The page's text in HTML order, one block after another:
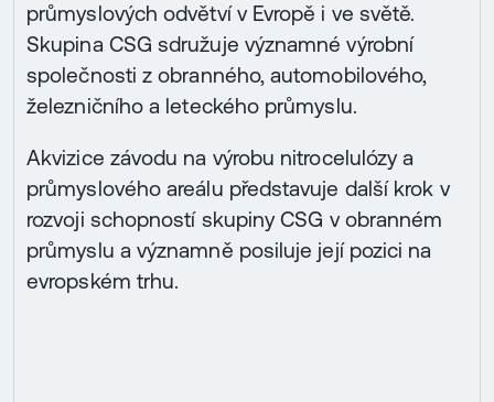
průmyslových odvětví v Evropě i ve světě.
Skupina CSG sdružuje významné výrobní
společnosti z obranného, automobilového,
železničního a leteckého průmyslu.
Akvizice závodu na výrobu nitrocelulózy a
průmyslového areálu představuje další krok v
rozvoji schopností skupiny CSG v obranném
průmyslu a významně posiluje její pozici na
evropském trhu.